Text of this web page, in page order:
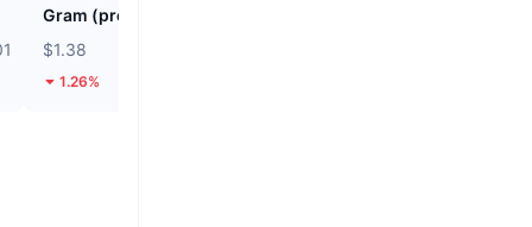
Gram (prev. Toncoin)
$1.38
1.26%